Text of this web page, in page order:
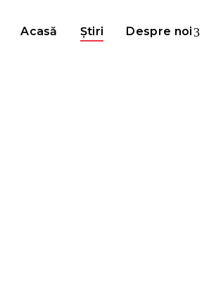
Acasă Știri Despre noi